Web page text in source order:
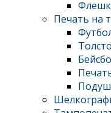
Печать на